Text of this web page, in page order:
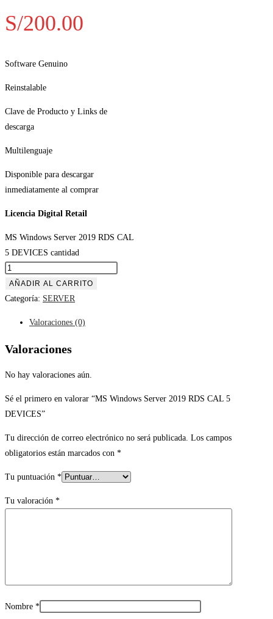
S/200.00
Software Genuino
Reinstalable
Clave de Producto y Links de
descarga
Multilenguaje
Disponible para descargar
inmediatamente al comprar
Licencia Digital Retail
MS Windows Server 2019 RDS CAL
5 DEVICES cantidad
AÑADIR AL CARRITO
Categoría: SERVER
Valoraciones (0)
Valoraciones
No hay valoraciones aún.
Sé el primero en valorar “MS Windows Server 2019 RDS CAL 5
DEVICES”
Tu dirección de correo electrónico no será publicada. Los campos
obligatorios están marcados con *
Tu puntuación *
Tu valoración *
Nombre *